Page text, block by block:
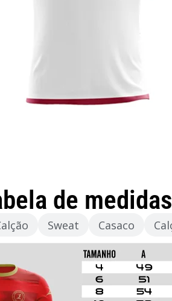
de medidas
Sweat Casaco